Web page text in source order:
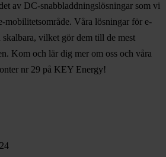
av DC-snabbladdningslösningar som vi
mobilitetsområde. Våra lösningar för e-
vilket gör dem till de mest
Kom och lär dig mer om oss och våra
nr 29 på KEY Energy!